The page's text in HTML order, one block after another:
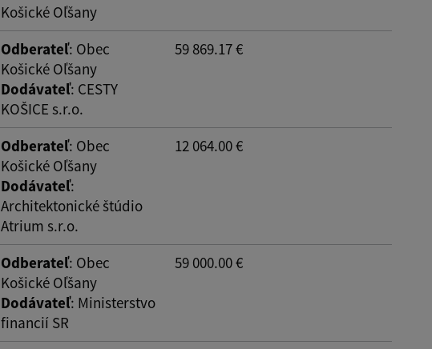
Košické Oľšany
Odberateľ: Obec
Košické Oľšany
Dodávateľ: CESTY
KOŠICE s.r.o.
59 869.17 €
Odberateľ: Obec
Košické Oľšany
Dodávateľ:
Architektonické štúdio
Atrium s.r.o.
12 064.00 €
Odberateľ: Obec
Košické Oľšany
Dodávateľ: Ministerstvo
financií SR
59 000.00 €